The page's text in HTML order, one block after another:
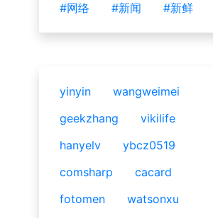
#网络
#新闻 #新鲜
yinyin
wangweimei
geekzhang
vikilife
hanyelv
ybcz0519
comsharp
cacard
fotomen
watsonxu